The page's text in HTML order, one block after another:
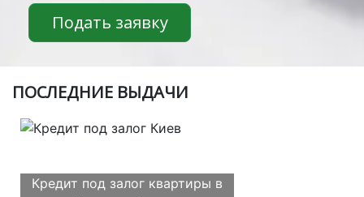
Подать заявку
ПOСЛЕДНИЕ ВЫДАЧИ
Кредит под залог квартиры в